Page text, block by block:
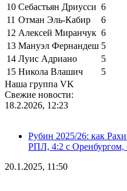
10 Себастьян Дриусси 6
11 Отман Эль-Кабир
6
12 Алексей Миранчук 6
13 Мануэл Фернандеш 5
14 Луис Адриано
5
15 Никола Влашич
5
Наша группа VK
Свежие новости:
18.2.2026, 12:23
Рубин 2025/26: как
РПЛ, 4:2 с Оренбургом,
20.1.2025, 11:50